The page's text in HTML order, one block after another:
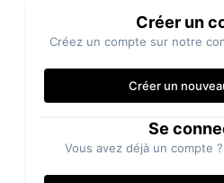
Créer un
Créez un compte sur notre
Créer un
Se
Vous avez déjà un compte